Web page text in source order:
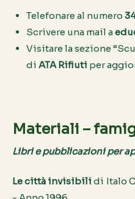
Telefonare al numero
Scrivere una mail a
Visitare la sezione
di ATA Rifiuti per
Materiali –
Libri e pubblicazioni per
Le città invisibilidi Italo